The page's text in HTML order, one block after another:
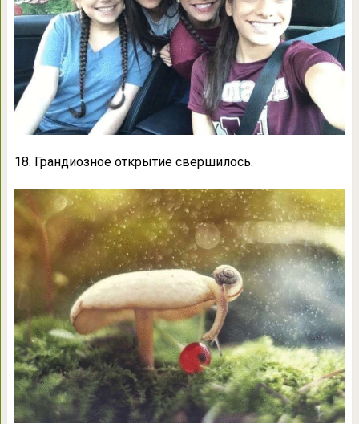
18. Грандиозное открытие свершилось.